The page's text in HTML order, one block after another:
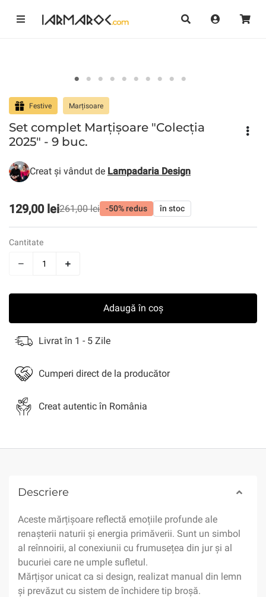
Festive Marțisoare
Set complet Marțișoare "Colecția
2025" - 9 buc.
Creat și vândut de Lampadaria Design
129,00 lei261,00 lei -50% redus în stoc
Cantitate
Adaugă în coș
Livrat în 1 - 5 Zile
Cumperi direct de la producător
Creat autentic în România
Descriere
Aceste mărțișoare reflectă emoțiile profunde ale
renașterii naturii și energia primăverii. Sunt un simbol
al reînnoirii, al conexiunii cu frumusețea din jur și al
bucuriei care ne umple sufletul.
Mărțișor unicat ca si design, realizat manual din lemn
și prevăzut cu sistem de închidere tip broșă.